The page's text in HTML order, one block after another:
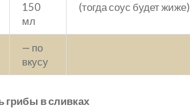
150
мл
(тогда соус будет жиже)
— по
вкусу
грибы в сливках